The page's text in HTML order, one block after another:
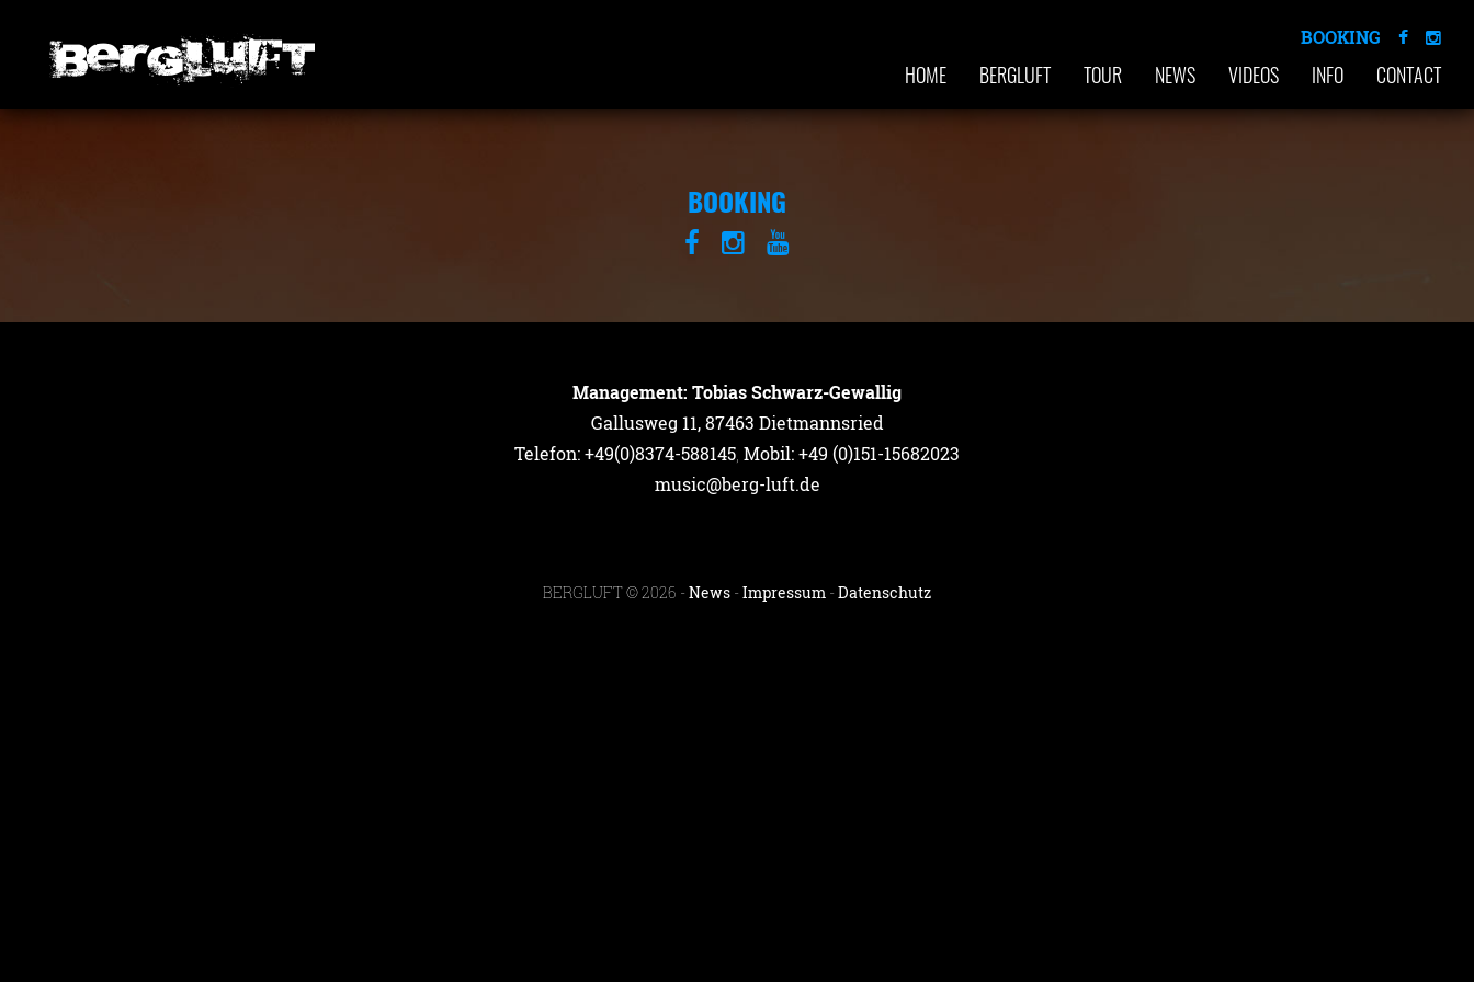
BOOKING
HOME BERGLUFT TOUR NEWS VIDEOS INFO CONTACT
BOOKING
Management: Tobias Schwarz-Gewallig
Gallusweg 11, 87463 Dietmannsried
Telefon: +49(0)8374-588145 Mobil: +49 (0)151-15682023
music@berg-luft.de
BERGLUFT © 2026 -News -Impressum -Datenschutz